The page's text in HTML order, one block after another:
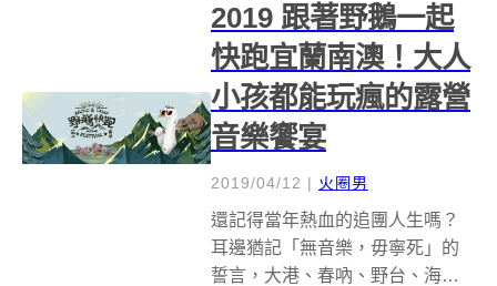
樂團餅乾策...
2019 跟著野鵝一起
快跑宜蘭南澳！大人
小孩都能玩瘋的露營
音樂饗宴
2019/04/12 | 火圈男
還記得當年熱血的追團人生嗎？
耳邊猶記「無音樂，毋寧死」的
誓言，大港、春吶、野台、海洋